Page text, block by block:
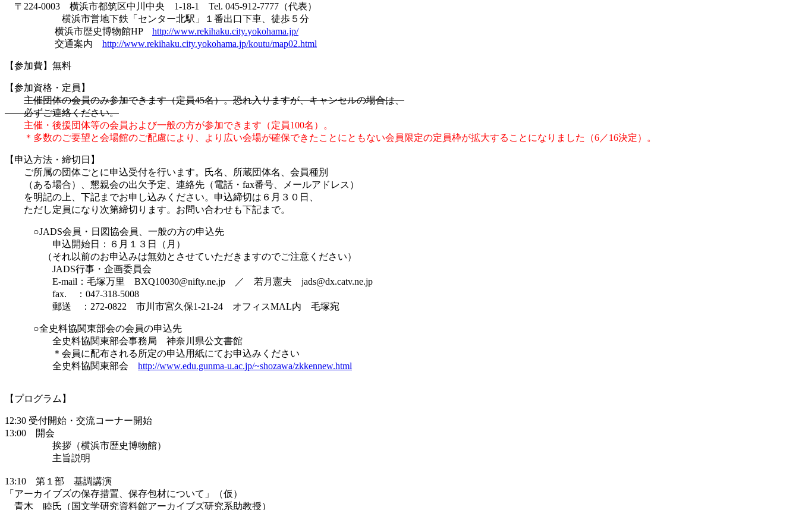
〒224-0003 横浜市都筑区中川中央 1-18-1 Tel. 045-912-7777（代表）
横浜市営地下鉄「センター北駅」１番出口下車、徒歩５分
横浜市歴史博物館HP http://www.rekihaku.city.yokohama.jp/
交通案内 http://www.rekihaku.city.yokohama.jp/koutu/map02.html
【参加費】無料
【参加資格・定員】
主催団体の会員のみ参加できます（定員45名）。恐れ入りますが、キャンセルの場合は、
必ずご連絡ください。
主催・後援団体等の会員および一般の方が参加できます（定員100名）。
＊多数のご要望と会場館のご配慮により、より広い会場が確保できたことにともない会員限定の定員枠が拡大することになりました（6／16決定）。
【申込方法・締切日】
ご所属の団体ごとに申込受付を行います。氏名、所蔵団体名、会員種別
（ある場合）、懇親会の出欠予定、連絡先（電話・fax番号、メールアドレス）
を明記の上、下記までお申し込みください。申込締切は６月３０日、
ただし定員になり次第締切ります。お問い合わせも下記まで。
○JADS会員・日図協会員、一般の方の申込先
申込開始日：６月１３日（月）
（それ以前のお申込みは無効とさせていただきますのでご注意ください）
JADS行事・企画委員会
E-mail：毛塚万里 BXQ10030@nifty.ne.jp ／ 若月憲夫 jads@dx.catv.ne.jp
fax. ：047-318-5008
郵送 ：272-0822 市川市宮久保1-21-24 オフィスMAL内 毛塚宛
○全史料協関東部会の会員の申込先
全史料協関東部会事務局 神奈川県公文書館
＊会員に配布される所定の申込用紙にてお申込みください
全史料協関東部会 http://www.edu.gunma-u.ac.jp/~shozawa/zkkennew.html
【プログラム】
12:30 受付開始・交流コーナー開始
13:00 開会
挨拶（横浜市歴史博物館）
主旨説明
13:10 第１部 基調講演
「アーカイブズの保存措置、保存包材について」（仮）
青木 睦氏（国文学研究資料館アーカイブズ研究系助教授）